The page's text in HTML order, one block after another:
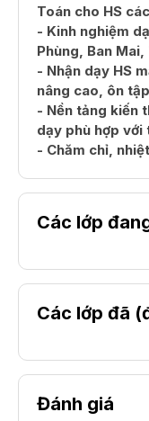
Toán cho HS
- Kinh nghiệm
Phùng, Ban Mai,
- Nhận dạy HS
nâng cao, ôn
- Nền tảng kiến
dạy phù hợp với
- Chăm chỉ,
Các lớp
Các lớp đã
Đánh giá